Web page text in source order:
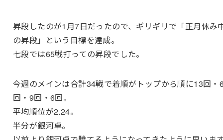
昇段したのが1月7日だったので、ギリギリで「正月休み
の昇段」という目標を達成。
七段では65戦打っての昇段でした。
今週のメインは合計34戦で着順がトップから順に13回・
回・9回・6回。
平均順位が2.24。
半分が銀河卓。